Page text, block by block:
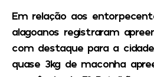
Em relação aos
alagoanos registraram
com destaque para a
quase 3kg de maconha